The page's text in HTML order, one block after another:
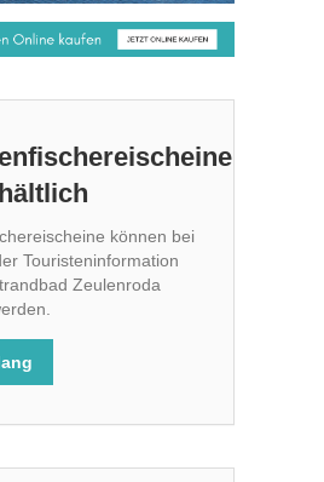
können bei
Touristeninformation
Zeulenroda